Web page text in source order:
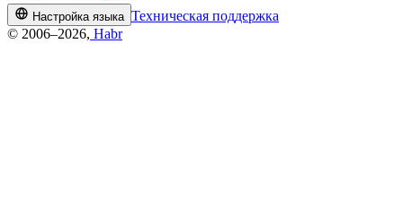
Настройка языка Техническая поддержка
© 2006–2026, Habr